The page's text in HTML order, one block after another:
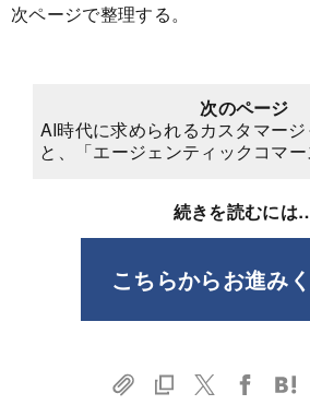
次ページで整理する。
次のページ
AI時代に求められるカスタマー
と、「エージェンティックコマ
続きを読むには
こちらからお進み